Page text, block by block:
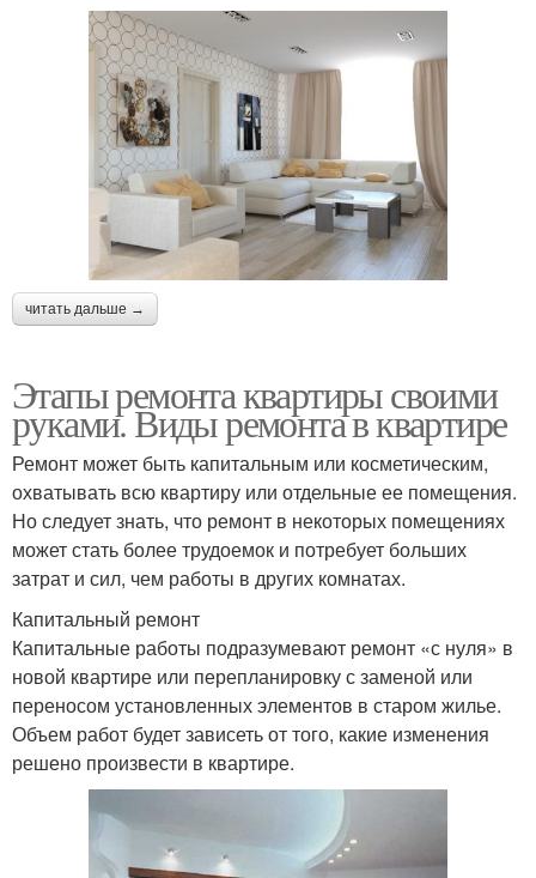
читать дальше →
Этапы ремонта квартиры своими
руками. Виды ремонта в квартире
Ремонт может быть капитальным или косметическим,
охватывать всю квартиру или отдельные ее помещения.
Но следует знать, что ремонт в некоторых помещениях
может стать более трудоемок и потребует больших
затрат и сил, чем работы в других комнатах.
Капитальный ремонт
Капитальные работы подразумевают ремонт «с нуля» в
новой квартире или перепланировку с заменой или
переносом установленных элементов в старом жилье.
Объем работ будет зависеть от того, какие изменения
решено произвести в квартире.